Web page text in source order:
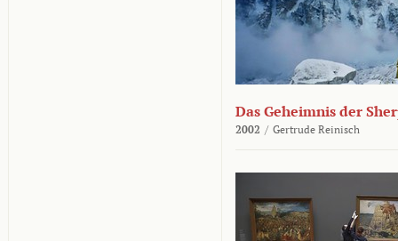
Das Geheimnis der
2002 / Gertrude Reinisch